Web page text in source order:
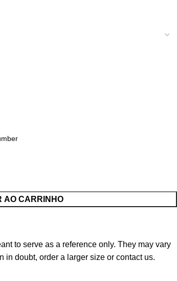
AO CARRINHO
to serve as a reference only. They may vary
in doubt, order a larger size or contact us.